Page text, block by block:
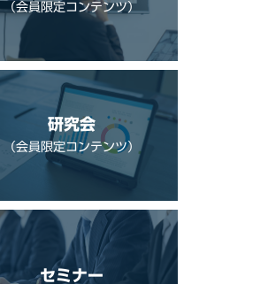
（会員限定コンテンツ）
研究会
（会員限定コンテンツ）
セミナー